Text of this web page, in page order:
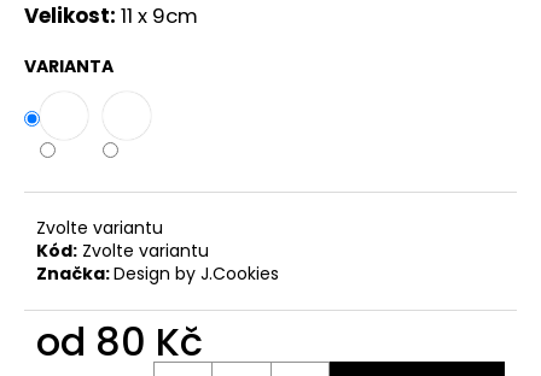
hvězdiček.
Velikost: 11 x 9cm
VARIANTA
Zvolte variantu
Kód: Zvolte variantu
Značka:Design by J.Cookies
od 80 Kč
D
o
p
o
č
u